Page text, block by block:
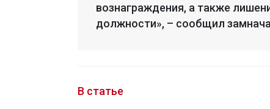
вознаграждения, а также
должности», – сообщил
В статье